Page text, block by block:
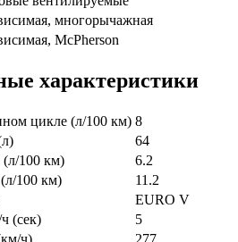
многорычажная
McPherson
характеристики
цикле (л/100 км) 8
64
(л/100 км)
6.2
100 км)
11.2
EURO V
(сек)
5
ч)
277